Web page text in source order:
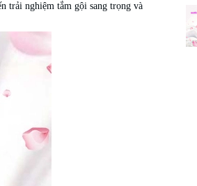
trải nghiệm tắm gội sang trọng và